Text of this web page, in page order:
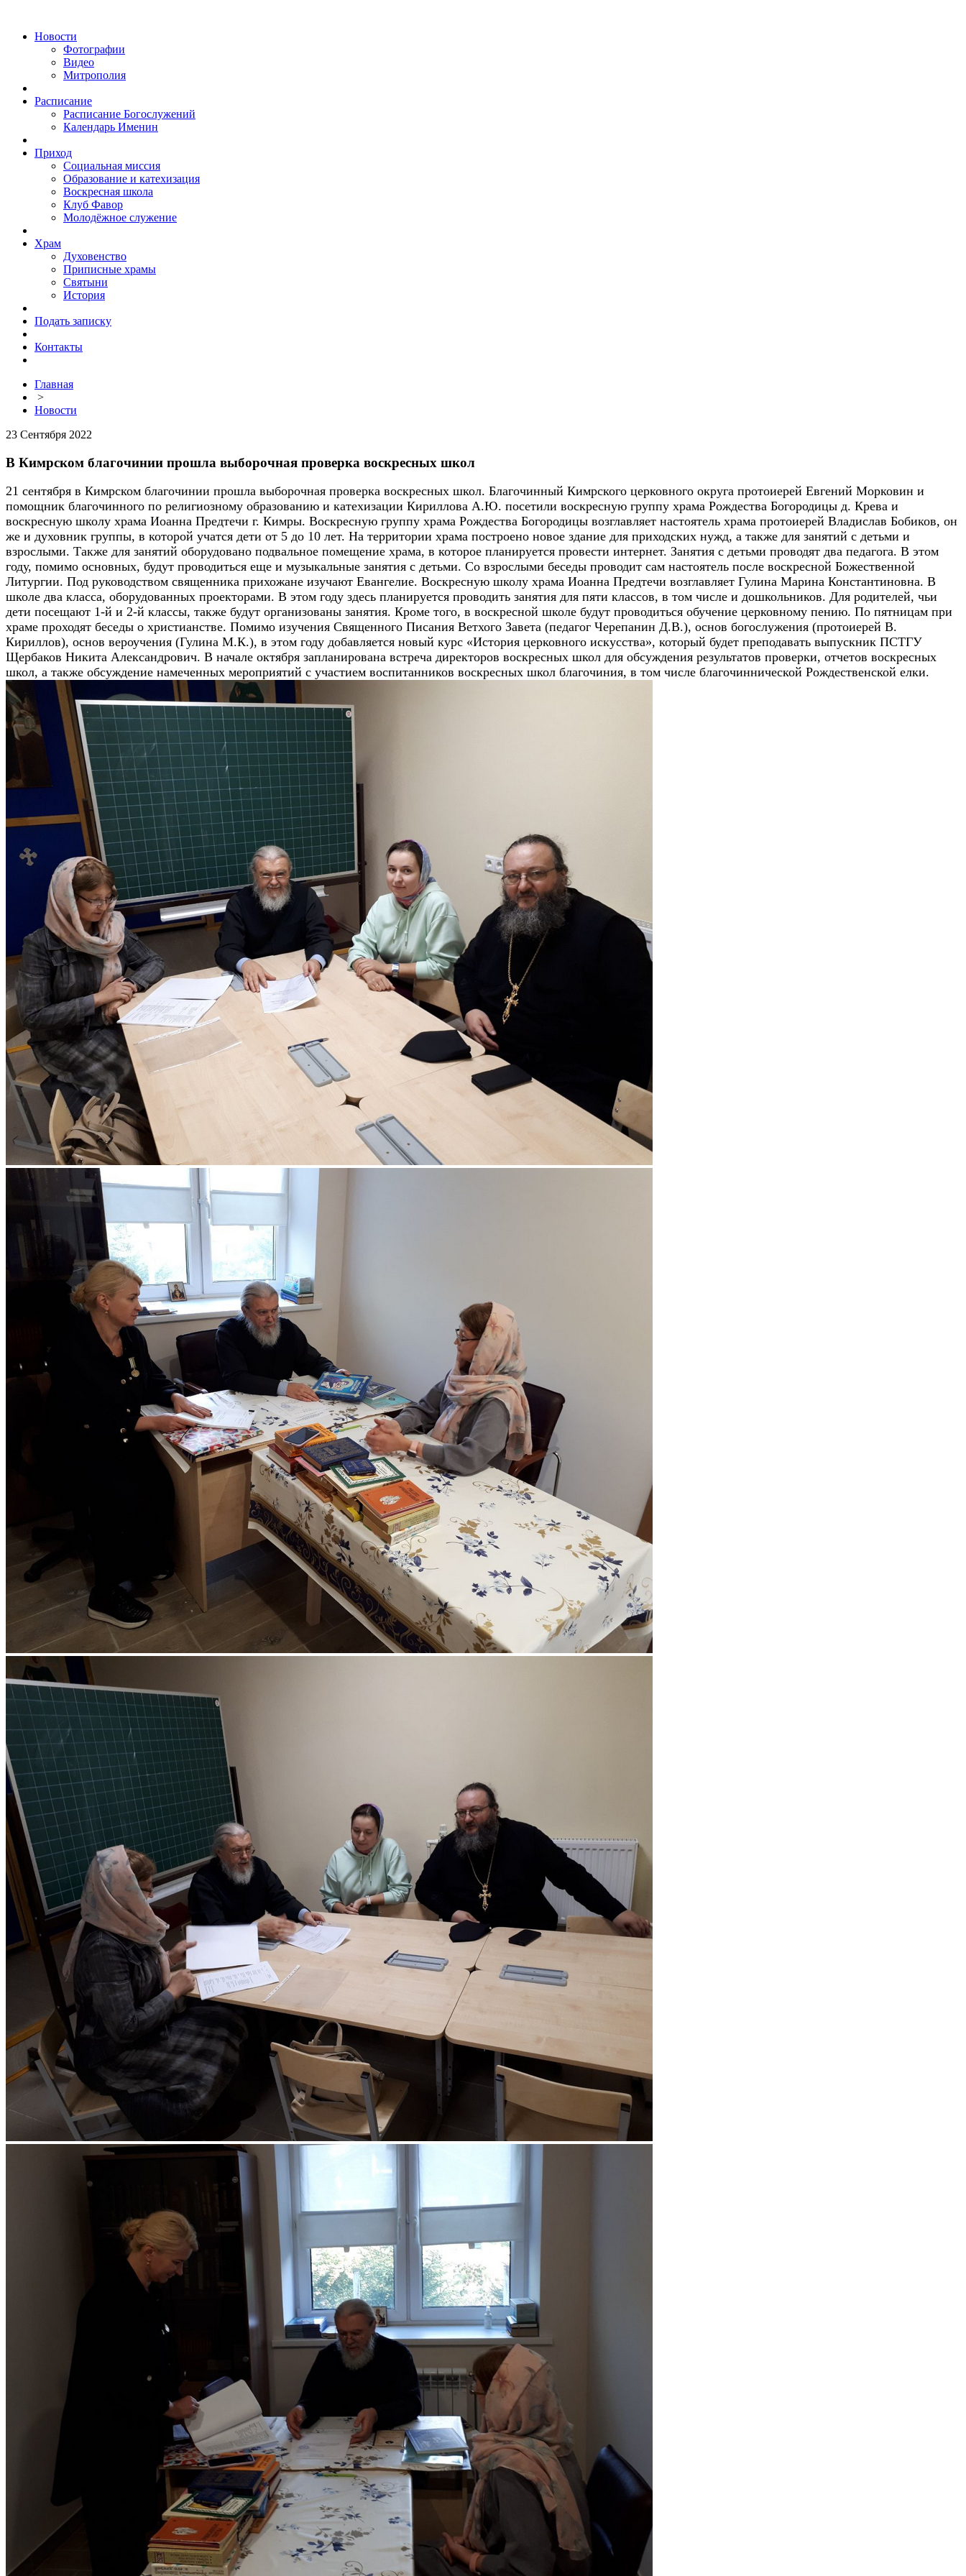
Новости
Фотографии
Видео
Митрополия
Расписание
Расписание Богослужений
Календарь Именин
Приход
Социальная миссия
Образование и катехизация
Воскресная школа
Клуб Фавор
Молодёжное служение
Храм
Духовенство
Приписные храмы
Святыни
История
Подать записку
Контакты
Главная
>
Новости
23 Сентября 2022
В Кимрском благочинии прошла выборочная проверка воскресных школ
21 сентября в Кимрском благочинии прошла выборочная проверка воскресных школ. Благочинный Кимрского церковного округа протоиерей Евгений Морковин и
помощник благочинного по религиозному образованию и катехизации Кириллова А.Ю. посетили воскресную группу храма Рождества Богородицы д. Крева и
воскресную школу храма Иоанна Предтечи г. Кимры. Воскресную группу храма Рождества Богородицы возглавляет настоятель храма протоиерей Владислав Бобиков, он
же и духовник группы, в которой учатся дети от 5 до 10 лет. На территории храма построено новое здание для приходских нужд, а также для занятий с детьми и
взрослыми. Также для занятий оборудовано подвальное помещение храма, в которое планируется провести интернет. Занятия с детьми проводят два педагога. В этом
году, помимо основных, будут проводиться еще и музыкальные занятия с детьми. Со взрослыми беседы проводит сам настоятель после воскресной Божественной
Литургии. Под руководством священника прихожане изучают Евангелие. Воскресную школу храма Иоанна Предтечи возглавляет Гулина Марина Константиновна. В
школе два класса, оборудованных проекторами. В этом году здесь планируется проводить занятия для пяти классов, в том числе и дошкольников. Для родителей, чьи
дети посещают 1-й и 2-й классы, также будут организованы занятия. Кроме того, в воскресной школе будут проводиться обучение церковному пению. По пятницам при
храме проходят беседы о христианстве. Помимо изучения Священного Писания Ветхого Завета (педагог Черепанин Д.В.), основ богослужения (протоиерей В.
Кириллов), основ вероучения (Гулина М.К.), в этом году добавляется новый курс «История церковного искусства», который будет преподавать выпускник ПСТГУ
Щербаков Никита Александрович. В начале октября запланирована встреча директоров воскресных школ для обсуждения результатов проверки, отчетов воскресных
школ, а также обсуждение намеченных мероприятий с участием воспитанников воскресных школ благочиния, в том числе благочиннической Рождественской елки.